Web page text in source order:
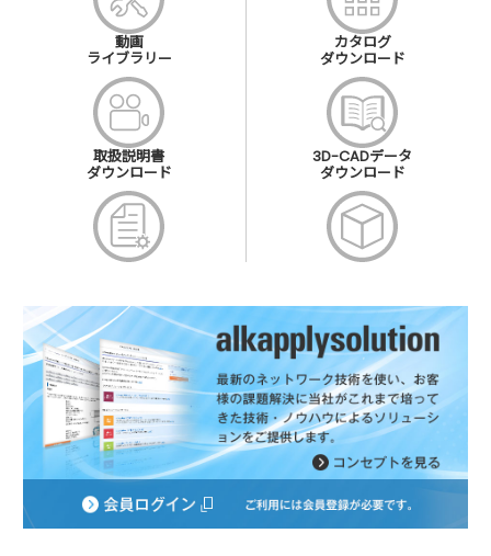
動画
ライブラリー
カタログ
ダウンロード
取扱説明書
ダウンロード
3D-CADデータ
ダウンロード